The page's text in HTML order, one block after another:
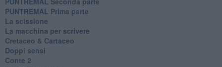
​PUNTREMAL Prima parte
La scissione
La macchina per scrivere
Cretaceo & Cartaceo
Doppi sensi
​Conte 2